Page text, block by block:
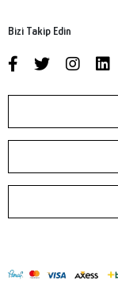
Bizi Takip Edin